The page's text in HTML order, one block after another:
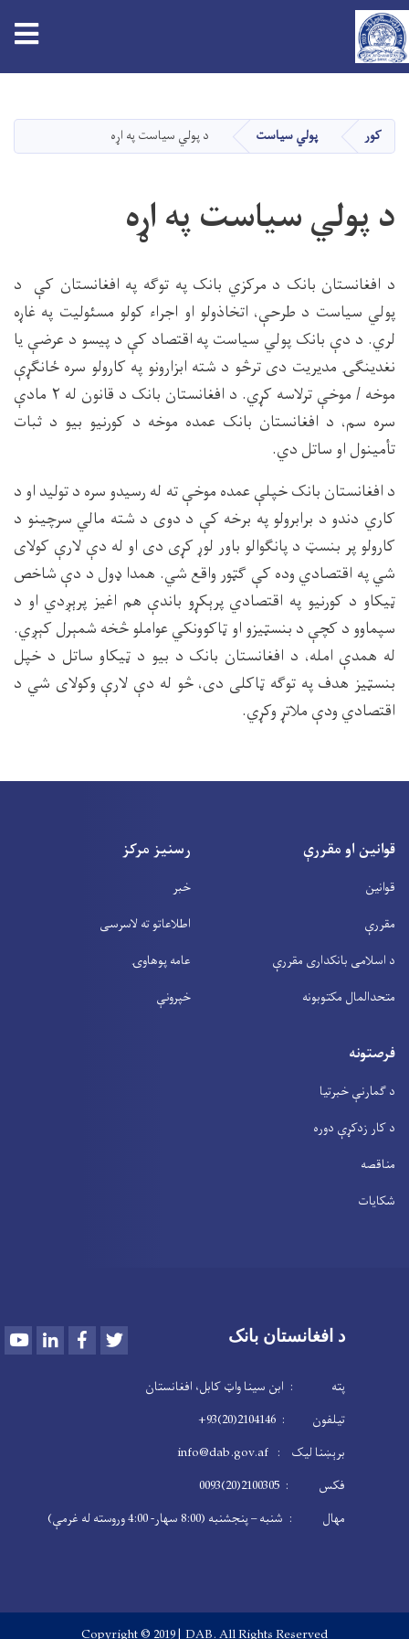
دانګل
کور پولي سیاست د پولي سیاست په اړه
د پولي سیاست په اړه
د افغانستان بانک د مرکزي بانک په توګه په افغانستان کې د
پولي سیاست د طرحې، اتخاذولو او اجرا‌ء کولو مسئولیت په غاړه
لري. د دې بانک پولي سیاست په اقتصاد کې د پیسو د عرضې یا
نغدینګۍ مدیریت دی ترڅو د شته ابزارونو په کارولو سره ځانګړې
موخه / موخې ترلاسه کړي. د افغانستان بانک د قانون له ۲ مادې
سره سم، د افغانستان بانک عمده موخه د کورنیو بیو د ثبات
تأمینول او ساتل دي.
د افغانستان بانک خپلې عمده موخې ته له رسیدو سره د تولید او د
کاري دندو د برابرولو په برخه کې د دوی د شته مالي سرچینو د
کارولو پر بنسټ د پانګوالو باور لوړ کړی دی او له دې لارې کولای
شي په اقتصادي وده کې ګټور واقع شي. همدا ډول د دې شاخص
ټیکاو د کورنیو په اقتصادي پرېکړو باندې هم اغیز پرېږدي او د
سپماوو د کچې د بنسټیزو او ټاکوونکي عواملو څخه شمېرل کېږي.
له همدې امله، د افغانستان بانک د بیو د ټیکاو ساتل د خپل
بنسټیز هدف په توګه ټاکلی دی، څو له دې لارې وکولای شي د
اقتصادي ودې ملاتړ وکړي.
قوانین او مقررې
قوانین
مقررې
د اسلامی بانکداری مقررې
متحدالمال مکتوبونه
رسنیز مرکز
خبر
اطلاعاتو ته لاسرسی
عامه پوهاوۍ
خپرونې
فرصتونه
د ګمارنې خبرتیا
د کار زدکړې دوره
مناقصه
شکایات
د افغانستان بانک YoutubeLinkedInFacebook
پته : ابن سینا واټ کابل، افغانستان
تیلفون : 2104146(20)93+
برېښنا لیک : info@dab.gov.af
فکس : 2100305(20)0093
مهال : شنبه – پنجشنبه (8:00 سهار- 4:00 وروسته له غرمې)